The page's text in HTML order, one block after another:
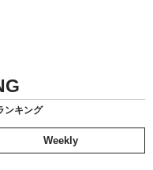
ンキング
Weekly